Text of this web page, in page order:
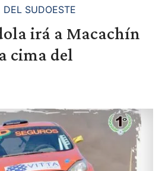
DEL SUDOESTE
irá a Macachín
cima del